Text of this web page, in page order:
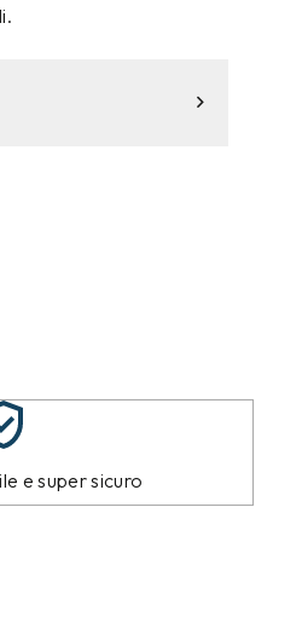
e super sicuro